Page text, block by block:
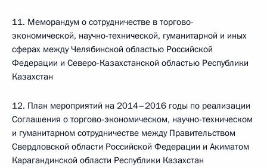
11. Меморандум о сотрудничестве в торгово-
экономической, научно-технической, гуманитарной и иных
сферах между Челябинской областью Российской
Федерации и Северо-Казахстанской областью Республики
Казахстан
12. План мероприятий на 2014–2016 годы по реализации
Соглашения о торгово-экономическом, научно-техническом
и гуманитарном сотрудничестве между Правительством
Свердловской области Российской Федерации и Акиматом
Карагандинской области Республики Казахстан